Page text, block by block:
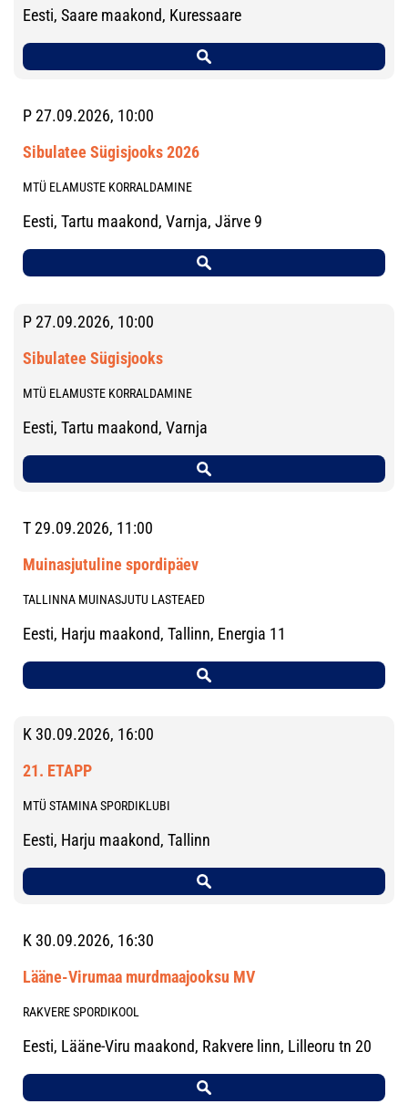
Eesti, Saare maakond, Kuressaare
P 27.09.2026, 10:00
Sibulatee Sügisjooks 2026
MTÜ ELAMUSTE KORRALDAMINE
Eesti, Tartu maakond, Varnja, Järve 9
P 27.09.2026, 10:00
Sibulatee Sügisjooks
MTÜ ELAMUSTE KORRALDAMINE
Eesti, Tartu maakond, Varnja
T 29.09.2026, 11:00
Muinasjutuline spordipäev
TALLINNA MUINASJUTU LASTEAED
Eesti, Harju maakond, Tallinn, Energia 11
K 30.09.2026, 16:00
21. ETAPP
MTÜ STAMINA SPORDIKLUBI
Eesti, Harju maakond, Tallinn
K 30.09.2026, 16:30
Lääne-Virumaa murdmaajooksu MV
RAKVERE SPORDIKOOL
Eesti, Lääne-Viru maakond, Rakvere linn, Lilleoru tn 20